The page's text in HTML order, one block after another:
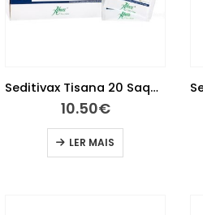
Seditivax Tisana 20 Saquetas
10.50€
LER MAIS